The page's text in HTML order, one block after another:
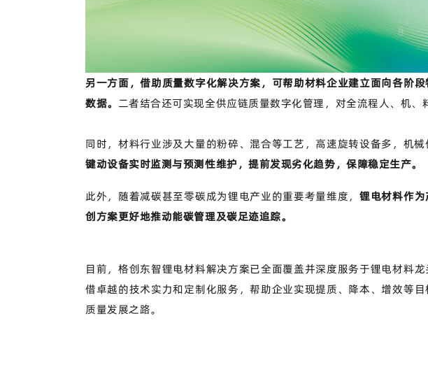
另一方面，借助质量数字化解决方案，可帮助材料企业建立面向各阶
数据。 二者结合还可实现全供应链质量数字化管理，对全流程人、机、
同时，材料行业涉及大量的粉碎、混合等工艺，高速旋转设备多，机
键动设备实时监测与预测性维护，提前发现劣化趋势，保障稳定生产。
此外，随着减碳甚至零碳成为锂电产业的重要考量维度，锂电材料作
创方案更好地推动能碳管理及碳足迹追踪。
目前，格创东智锂电材料解决方案已全面覆盖并深度服务于锂电材料
借卓越的技术实力和定制化服务，帮助企业实现提质、降本、增效等
质量发展之路。